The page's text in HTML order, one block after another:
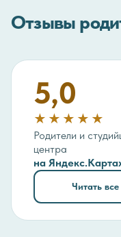
Отзывы
5,0
★★★★★
Родители и
центра
на
Читать